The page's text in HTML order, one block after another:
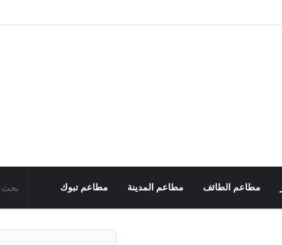
مطاعم الطائف مطاعم المدينة مطاعم تبوك